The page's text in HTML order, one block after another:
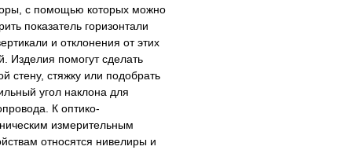
с помощью которых можно
показатель горизонтали
и отклонения от этих
Изделия помогут сделать
стену, стяжку или подобрать
угол наклона для
К оптико-
измерительным
относятся нивелиры и